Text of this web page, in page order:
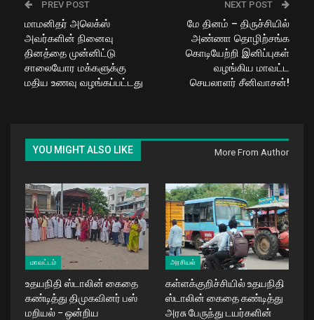
PREV POST
மாமனிதர் அலெக்ஸ்
அவர்களின் நினைவு
தினத்தை முன்னிட்டு
சாலையோர மக்களுக்கு
மதிய உணவு வழங்கப்பட்டது
NEXT POST
மே தினம் – திருச்சியில்
அண்ணா தொழிற்சங்க
கொடியேற்றி இனிப்புகள்
வழங்கிய மாவட்ட
செயலாளர் சீனிவாசன்!
YOU MIGHT ALSO LIKE More From Author
மாவட்டம்
உதயநிதி ஸ்டாலின் கைதை
கண்டித்து திமுகவினர் பஸ்
மறியல் – ஒன்றிய
அரசியல்
கள்ளக்குறிச்சியில் உதயநிதி
ஸ்டாலின் கைதை கண்டித்து
அரசு பேருந்து டயர்களின்